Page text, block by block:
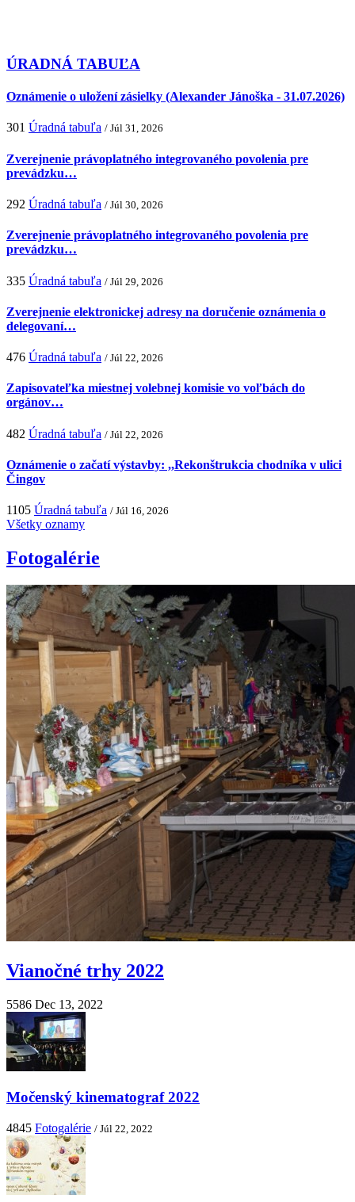
ÚRADNÁ TABUĽA
Oznámenie o uložení zásielky (Alexander Jánoška - 31.07.2026)
301 Úradná tabuľa / Júl 31, 2026
Zverejnenie právoplatného integrovaného povolenia pre
prevádzku…
292 Úradná tabuľa / Júl 30, 2026
Zverejnenie právoplatného integrovaného povolenia pre
prevádzku…
335 Úradná tabuľa / Júl 29, 2026
Zverejnenie elektronickej adresy na doručenie oznámenia o
delegovaní…
476 Úradná tabuľa / Júl 22, 2026
Zapisovateľka miestnej volebnej komisie vo voľbách do
orgánov…
482 Úradná tabuľa / Júl 22, 2026
Oznámenie o začatí výstavby: ,,Rekonštrukcia chodníka v ulici
Čingov
1105 Úradná tabuľa / Júl 16, 2026
Všetky oznamy
Fotogalérie
Vianočné trhy 2022
5586 Dec 13, 2022
Močenský kinematograf 2022
4845 Fotogalérie / Júl 22, 2022